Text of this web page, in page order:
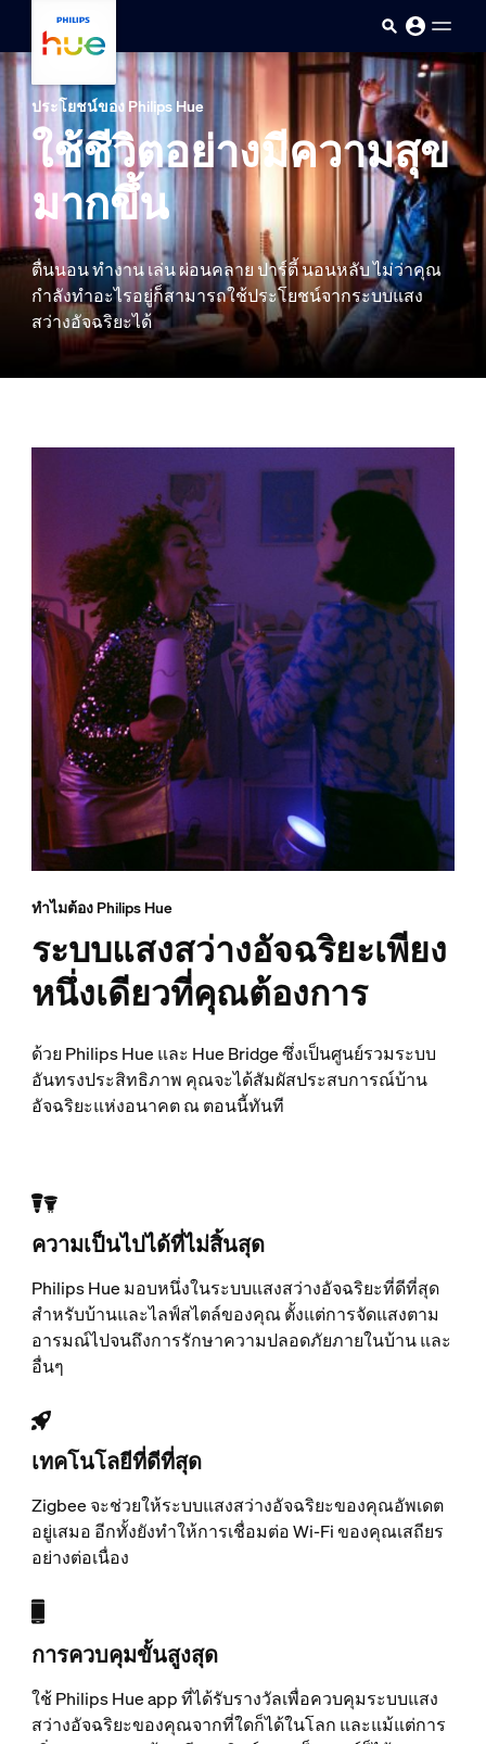
ประโยชน์ของ Philips Hue
ใช้ชีวิตอย่างมีความสุข
มากขึ้น
ตื่นนอน ทำงาน เล่น ผ่อนคลาย ปาร์ตี้ นอนหลับ ไม่ว่าคุณ
กำลังทำอะไรอยู่ก็สามารถใช้ประโยชน์จากระบบแสง
สว่างอัจฉริยะได้
ทำไมต้อง Philips Hue
ระบบแสงสว่างอัจฉริยะเพียง
หนึ่งเดียวที่คุณต้องการ
ด้วย Philips Hue และ Hue Bridge ซึ่งเป็นศูนย์รวมระบบ
อันทรงประสิทธิภาพ คุณจะได้สัมผัสประสบการณ์บ้าน
อัจฉริยะแห่งอนาคต ณ ตอนนี้ทันที
ความเป็นไปได้ที่ไม่สิ้นสุด
Philips Hue มอบหนึ่งในระบบแสงสว่างอัจฉริยะที่ดีที่สุด
สำหรับบ้านและไลฟ์สไตล์ของคุณ ตั้งแต่การจัดแสงตาม
อารมณ์ไปจนถึงการรักษาความปลอดภัยภายในบ้าน และ
อื่นๆ
เทคโนโลยีที่ดีที่สุด
Zigbee จะช่วยให้ระบบแสงสว่างอัจฉริยะของคุณอัพเดต
อยู่เสมอ อีกทั้งยังทำให้การเชื่อมต่อ Wi-Fi ของคุณเสถียร
อย่างต่อเนื่อง
การควบคุมขั้นสูงสุด
ใช้ Philips Hue app ที่ได้รับรางวัลเพื่อควบคุมระบบแสง
สว่างอัจฉริยะของคุณจากที่ใดก็ได้ในโลก และแม้แต่การ